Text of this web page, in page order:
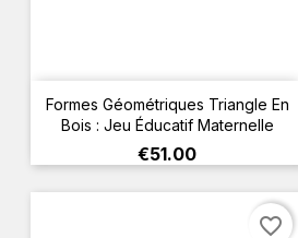
Formes Géométriques Triangle En
Bois : Jeu Éducatif Maternelle
Price
€51.00
favorite_border